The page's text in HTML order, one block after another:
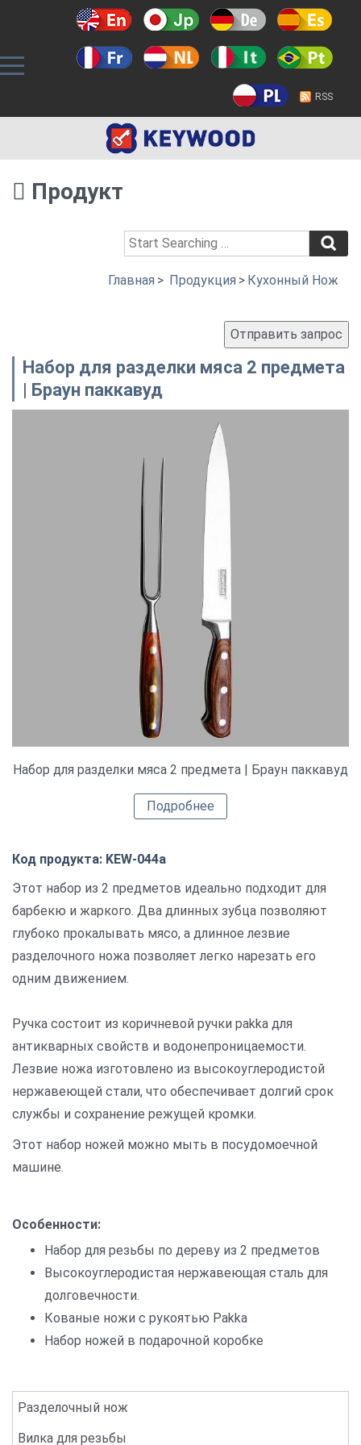
RSS
Продукт
Главная > Продукция > Кухонный Нож
Набор для разделки мяса 2 предмета
| Браун паккавуд
Набор для разделки мяса 2 предмета | Браун паккавуд
Подробнее
Код продукта: KEW-044a
Этот набор из 2 предметов идеально подходит для
барбекю и жаркого. Два длинных зубца позволяют
глубоко прокалывать мясо, а длинное лезвие
разделочного ножа позволяет легко нарезать его
одним движением.
Ручка состоит из коричневой ручки pakka для
антикварных свойств и водонепроницаемости.
Лезвие ножа изготовлено из высокоуглеродистой
нержавеющей стали, что обеспечивает долгий срок
службы и сохранение режущей кромки.
Этот набор ножей можно мыть в посудомоечной
машине.
Особенности:
Набор для резьбы по дереву из 2 предметов
Высокоуглеродистая нержавеющая сталь для
долговечности.
Кованые ножи с рукоятью Pakka
Набор ножей в подарочной коробке
Разделочный нож
Вилка для резьбы